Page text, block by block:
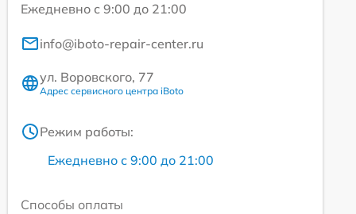
Ежедневно с 9:00 до 21:00
info@iboto-repair-center.ru
ул. Воровского, 77
Адрес сервисного центра iBoto
Режим работы:
Ежедневно с 9:00 до 21:00
Способы оплаты